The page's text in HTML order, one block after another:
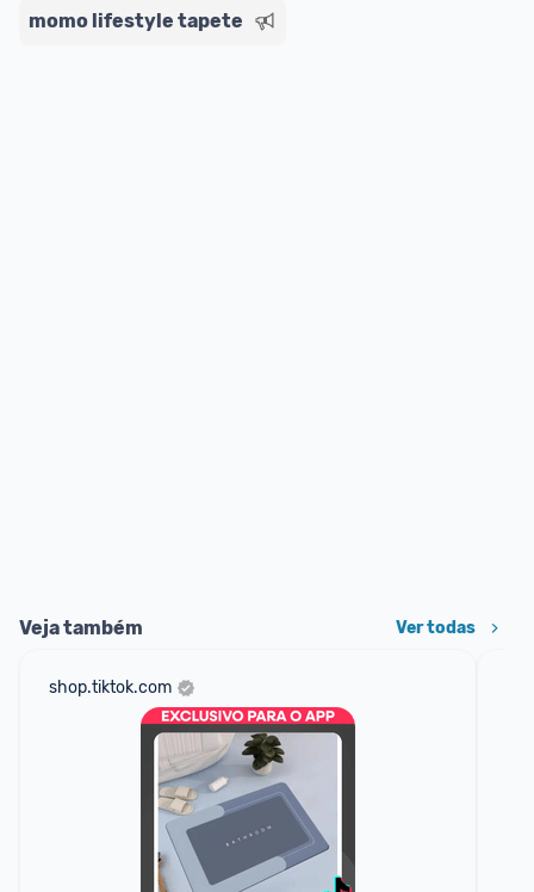
momo lifestyle tapete
Veja também Ver todas
shop.tiktok.com